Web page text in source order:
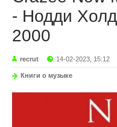
- Нодди
2000
recrut 14-02-2023, 15:12
Книги о музыке